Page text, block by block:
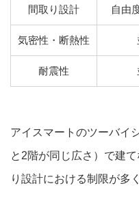
間取り設計 自由
気密性・断熱性
耐震性
アイスマートのツーバイ
と2階が同じ広さ）で建
り設計における制限が多